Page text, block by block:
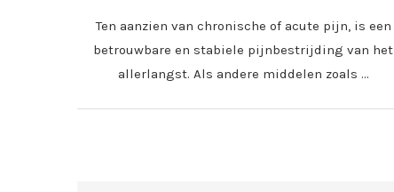
Ten aanzien van chronische of acute pijn, is een
betrouwbare en stabiele pijnbestrijding van het
allerlangst. Als andere middelen zoals …